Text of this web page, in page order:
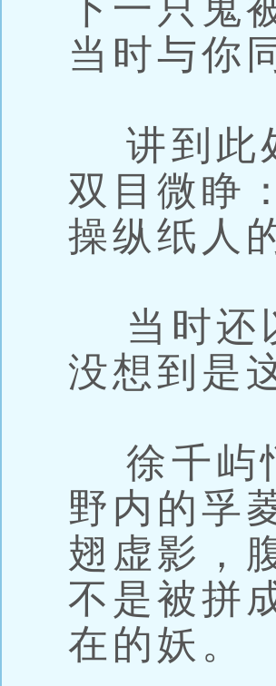
下一只鬼
当时与你
讲到此
双目微睁
操纵纸人
当时还
没想到是
徐千屿
野内的孚
翅虚影，
不是被拼
在的妖。